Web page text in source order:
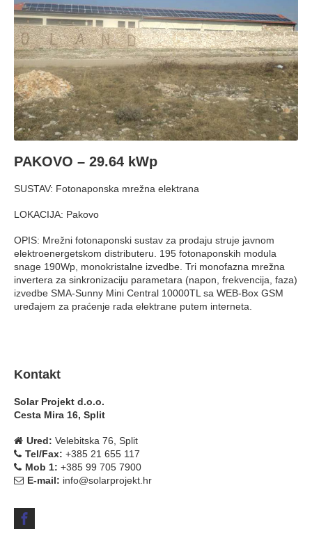
PAKOVO – 29.64 kWp
SUSTAV: Fotonaponska mrežna elektrana
LOKACIJA: Pakovo
OPIS: Mrežni fotonaponski sustav za prodaju struje javnom
elektroenergetskom distributeru. 195 fotonaponskih modula
snage 190Wp, monokristalne izvedbe. Tri monofazna mrežna
invertera za sinkronizaciju parametara (napon, frekvencija, faza)
izvedbe SMA-Sunny Mini Central 10000TL sa WEB-Box GSM
uređajem za praćenje rada elektrane putem interneta.
Kontakt
Solar Projekt d.o.o.
Cesta Mira 16, Split
Ured: Velebitska 76, Split
Tel/Fax: +385 21 655 117
Mob 1: +385 99 705 7900
E-mail: info@solarprojekt.hr